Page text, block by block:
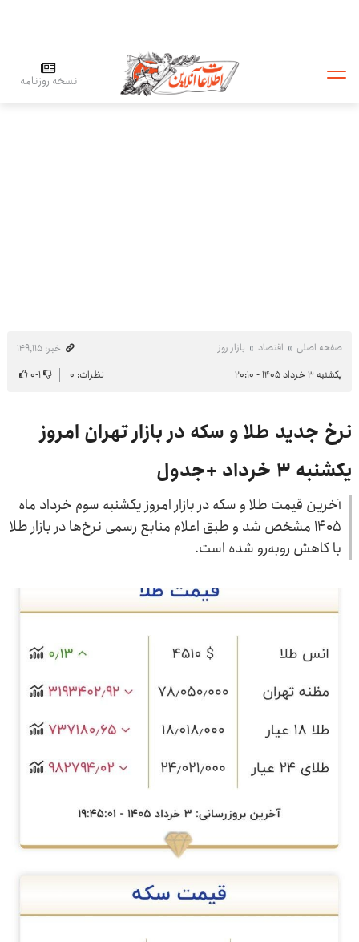
نسخه روزنامه
صفحه اصلی اقتصاد بازار روز
خبر: ۱۴۹٬۱۱۵
یکشنبه ۳ خرداد ۱۴۰۵ - ۲۰:۱۰
نظرات: ۰ ۱-۰
نرخ جدید طلا و سکه در بازار تهران امروز
یکشنبه ۳ خرداد +جدول
آخرین قیمت طلا و سکه در بازار امروز یکشنبه سوم خرداد ماه
۱۴۰۵ مشخص شد و طبق اعلام منابع رسمی نرخ‌ها در بازار طلا
با کاهش روبه‌رو شده است.